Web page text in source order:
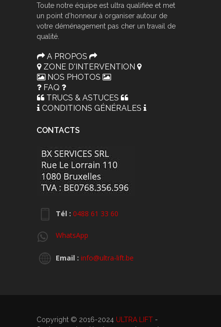
Toute notre équipe est ultra qualifiée et met
un point d’honneur à organiser autour de
votre déménagement pas cher un travail de
qualité.
A PROPOS
ZONE D'INTERVENTION
NOS PHOTOS
FAQ
TRUCS & ASTUCES
CONDITIONS GÉNÉRALES
CONTACTS
Tél : 0488 61 33 60
WhatsApp
Email : info@ultra-lift.be
Copyright © 2016-2024 ULTRA LIFT -